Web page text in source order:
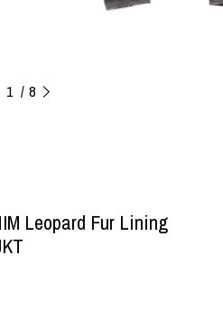
1 8
Leopard Fur Lining